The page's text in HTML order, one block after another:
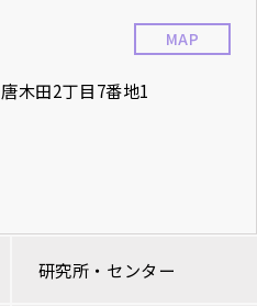
木田2丁目7番地1
MAP
研究所・センター